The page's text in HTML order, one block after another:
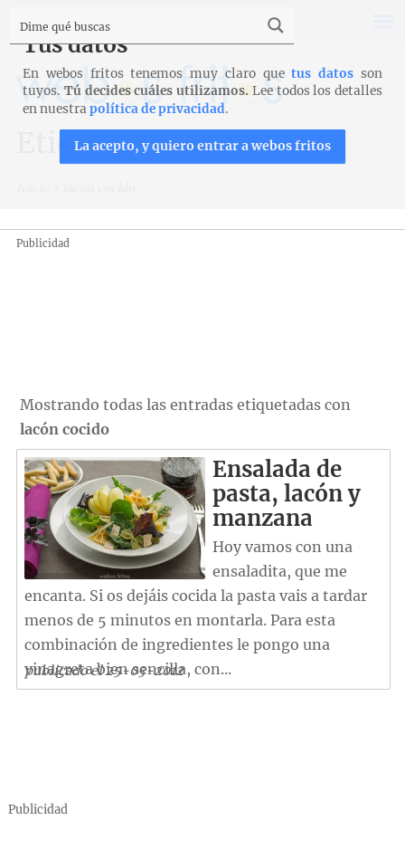
Etiqueta: lacón cocido
Publicidad
Mostrando todas las entradas etiquetadas con
lacón cocido
Ensalada de
pasta, lacón y
manzana
Hoy vamos con una
ensaladita, que me
encanta. Si os dejáis cocida la pasta vais a tardar
menos de 5 minutos en montarla. Para esta
combinación de ingredientes le pongo una
vinagreta bien sencilla, con...
publicado el 25-05-2012
Publicidad
Tus datos
En webos fritos tenemos muy claro quetus datos son
tuyos. Tú decides cuáles utilizamos. Lee todos los detalles
en nuestrapolítica de privacidad.
La acepto, y quiero entrar a webos fritos